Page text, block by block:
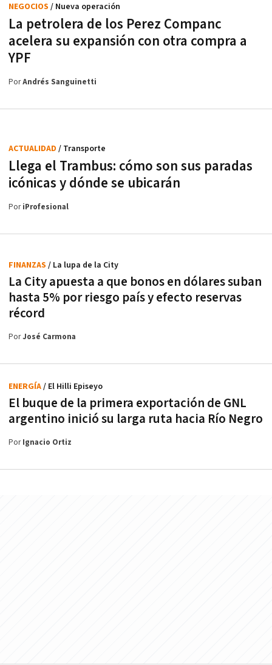
La petrolera de los Perez Companc
acelera su expansión con otra compra a
YPF
NEGOCIOS / Nueva operación
PorAndrés Sanguinetti
Llega el Trambus: cómo son sus paradas
icónicas y dónde se ubicarán
ACTUALIDAD / Transporte
PoriProfesional
La City apuesta a que bonos en dólares suban
hasta 5% por riesgo país y efecto reservas
récord
FINANZAS / La lupa de la City
PorJosé Carmona
El buque de la primera exportación de GNL
argentino inició su larga ruta hacia Río Negro
ENERGÍA/ El Hilli Episeyo
PorIgnacio Ortiz